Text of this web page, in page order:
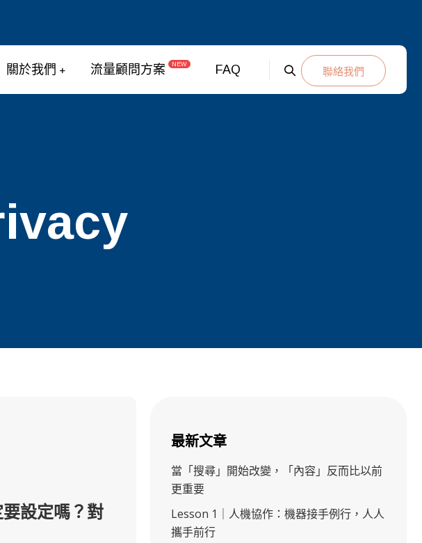
聯絡我們
關於我們 流量顧問方案 NEW FAQ
設定嗎？對
最新文章
當「搜尋」開始改變，「內容」反而比以前
更重要
Lesson 1｜人機協作：機器接手例行，人人
攜手前行